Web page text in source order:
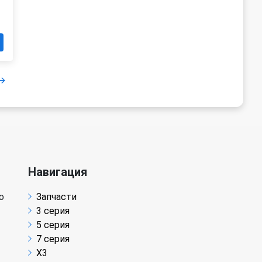
Навигация
Запчасти
3 серия
5 серия
7 серия
X3